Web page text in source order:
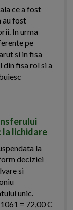
ce a fost
au fost
In urma
pe
si in fisa
fisa rol si a
lichidare
la
deciziei
si
unic.
= 72,00 C